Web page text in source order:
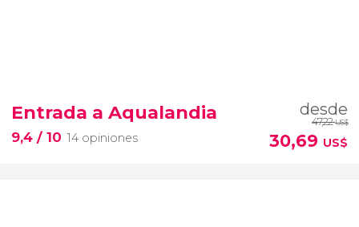
Entrada a Aqualandia
9,4 / 10 14 opiniones
desde
47,22US$
30,69 US$